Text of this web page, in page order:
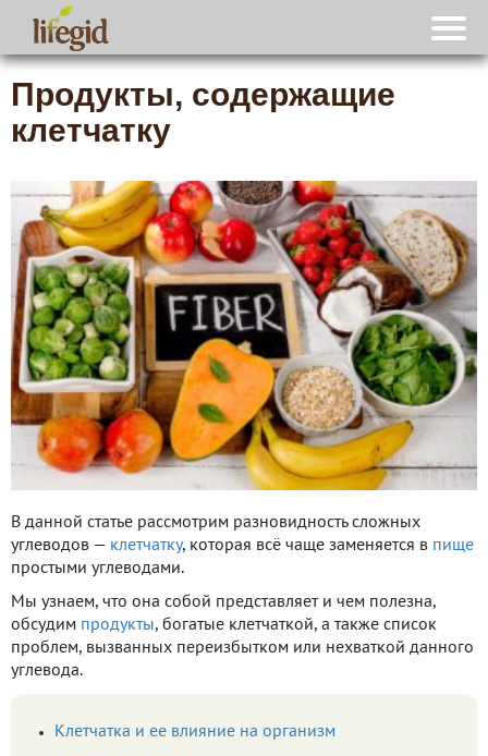
Продукты, содержащие
клетчатку
В данной статье рассмотрим разновидность сложных
углеводов — клетчатку, которая всё чаще заменяется в пище
простыми углеводами.
Мы узнаем, что она собой представляет и чем полезна,
обсудим продукты, богатые клетчаткой, а также список
проблем, вызванных переизбытком или нехваткой данного
углевода.
Клетчатка и ее влияние на организм